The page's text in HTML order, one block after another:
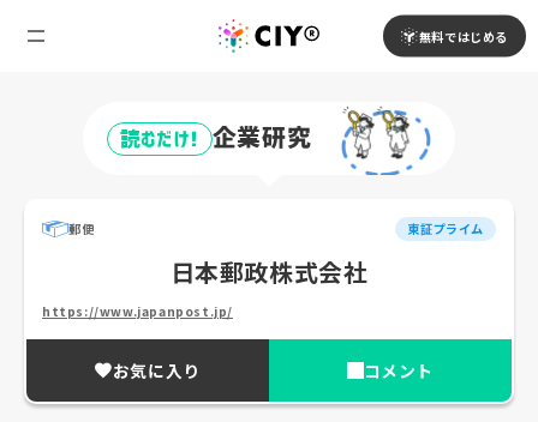
無料ではじめる
読むだけ! 企業研究
郵便 東証プライム
日本郵政株式会社
https://www.japanpost.jp/
お気に入り コメント